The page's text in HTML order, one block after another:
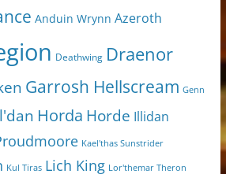
Anduin Wrynn Azeroth
Deathwing Draenor
Garrosh Hellscream Genn
Horda Horde Illidan
Kael'thas Sunstrider
Kul Tiras Lich King Lor'themar Theron